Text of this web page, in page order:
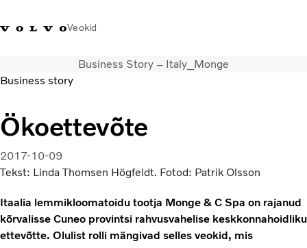
Veokid
8360
Volvo Action
Volvo Merchandise
Transpordilahendused
Teenused
KONTAKTID & ESINDUSED
Uudised
Meist
Kampaaniad
Business Story – Italy_Monge
Business story
Ökoettevõte
2017-10-09
Tekst: Linda Thomsen Högfeldt. Fotod: Patrik Olsson
Itaalia lemmikloomatoidu tootja Monge & C Spa on rajanud
kõrvalisse Cuneo provintsi rahvusvahelise keskkonnahoidliku
ettevõtte. Olulist rolli mängivad selles veokid, mis